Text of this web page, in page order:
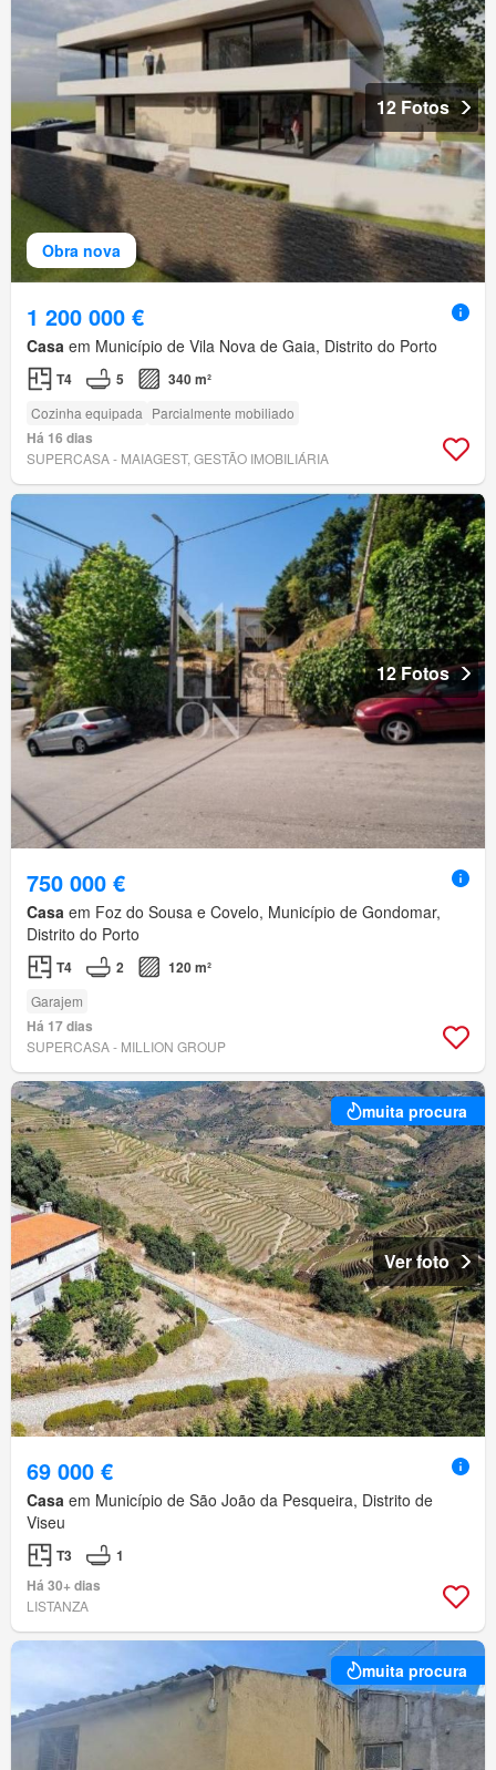
Obra nova
12 Fotos
1 200 000 €
Casa em Município de Vila Nova de Gaia, Distrito do Porto
T4 5 340 m²
Cozinha equipada Parcialmente mobiliado
Há 16 dias
SUPERCASA - MAIAGEST, GESTÃO IMOBILIÁRIA
12 Fotos
750 000 €
Casa em Foz do Sousa e Covelo, Município de Gondomar,
Distrito do Porto
T4 2 120 m²
Garajem
Há 17 dias
SUPERCASA - MILLION GROUP
muita procura
Ver foto
69 000 €
Casa em Município de São João da Pesqueira, Distrito de
Viseu
T3
1
Há 30+ dias
LISTANZA
muita procura